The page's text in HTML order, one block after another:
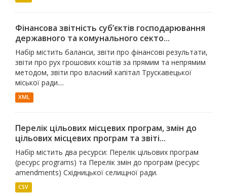
Фінансова звітність суб’єктів господарювання
державного та комунального секто...
Набір містить баланси, звіти про фінансові результати,
звіти про рух грошових коштів за прямим та непрямим
методом, звіти про власний капітал Трускавецької
міської ради....
XML
Перелік цільових місцевих програм, змін до
цільових місцевих програм та звіті...
Набір містить два ресурси: Перелік цільових програм
(ресурс programs) та Перелік змін до програм (ресурс
amendments) Східницької селищної ради.
CSV